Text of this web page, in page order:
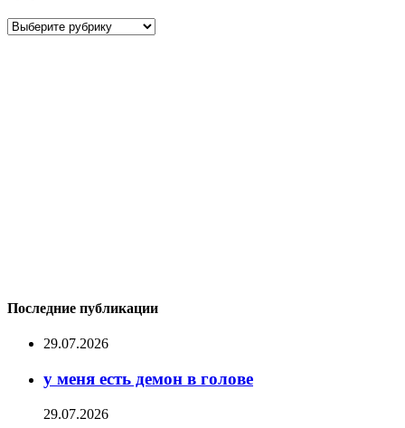
Рубрики
Последние публикации
29.07.2026
у меня есть демон в голове
29.07.2026